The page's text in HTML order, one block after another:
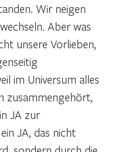
Wir neigen
Aber was
unsere Vorlieben,
im Universum alles
zusammengehört,
JA zur
JA, das nicht